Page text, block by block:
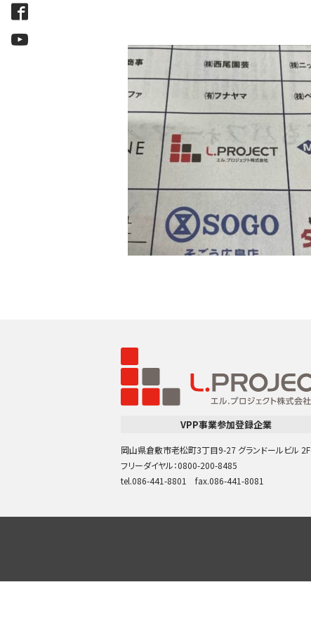
VPP事業参加登録企業
岡山県倉敷市老松町3丁目9-27 グランドールビル 2F
フリーダイヤル：0800-200-8485
tel.086-441-8801 fax.086-441-8081